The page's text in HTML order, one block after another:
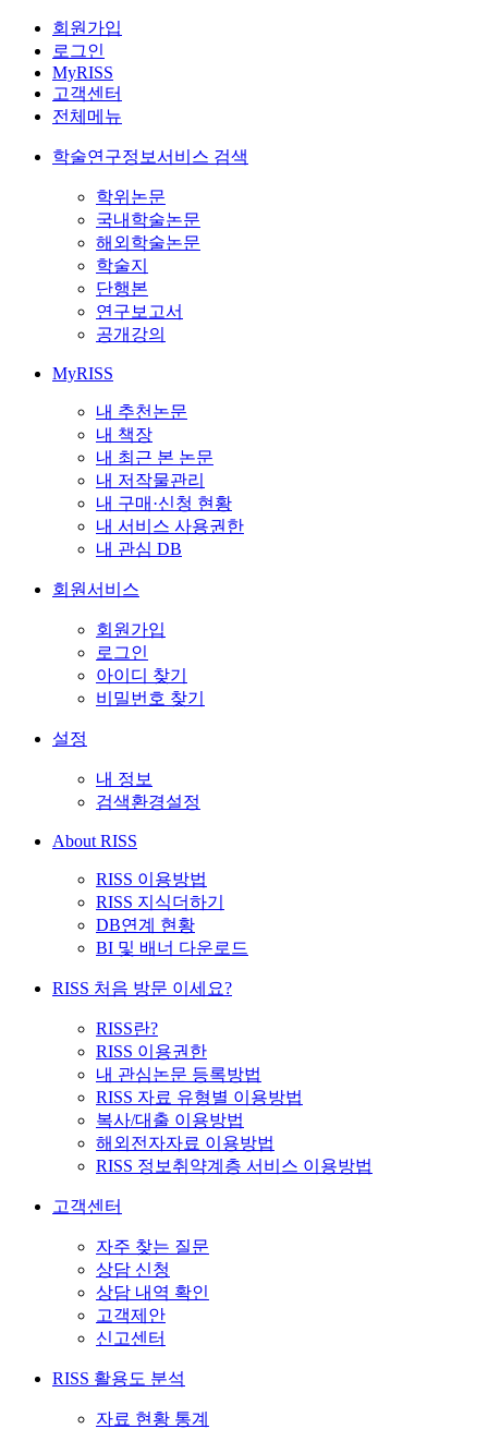
회원가입
로그인
MyRISS
고객센터
전체메뉴
학술연구정보서비스 검색
학위논문
국내학술논문
해외학술논문
학술지
단행본
연구보고서
공개강의
MyRISS
내 추천논문
내 책장
내 최근 본 논문
내 저작물관리
내 구매·신청 현황
내 서비스 사용권한
내 관심 DB
회원서비스
회원가입
로그인
아이디 찾기
비밀번호 찾기
설정
내 정보
검색환경설정
About RISS
RISS 이용방법
RISS 지식더하기
DB연계 현황
BI 및 배너 다운로드
RISS 처음 방문 이세요?
RISS란?
RISS 이용권한
내 관심논문 등록방법
RISS 자료 유형별 이용방법
복사/대출 이용방법
해외전자자료 이용방법
RISS 정보취약계층 서비스 이용방법
고객센터
자주 찾는 질문
상담 신청
상담 내역 확인
고객제안
신고센터
RISS 활용도 분석
자료 현황 통계